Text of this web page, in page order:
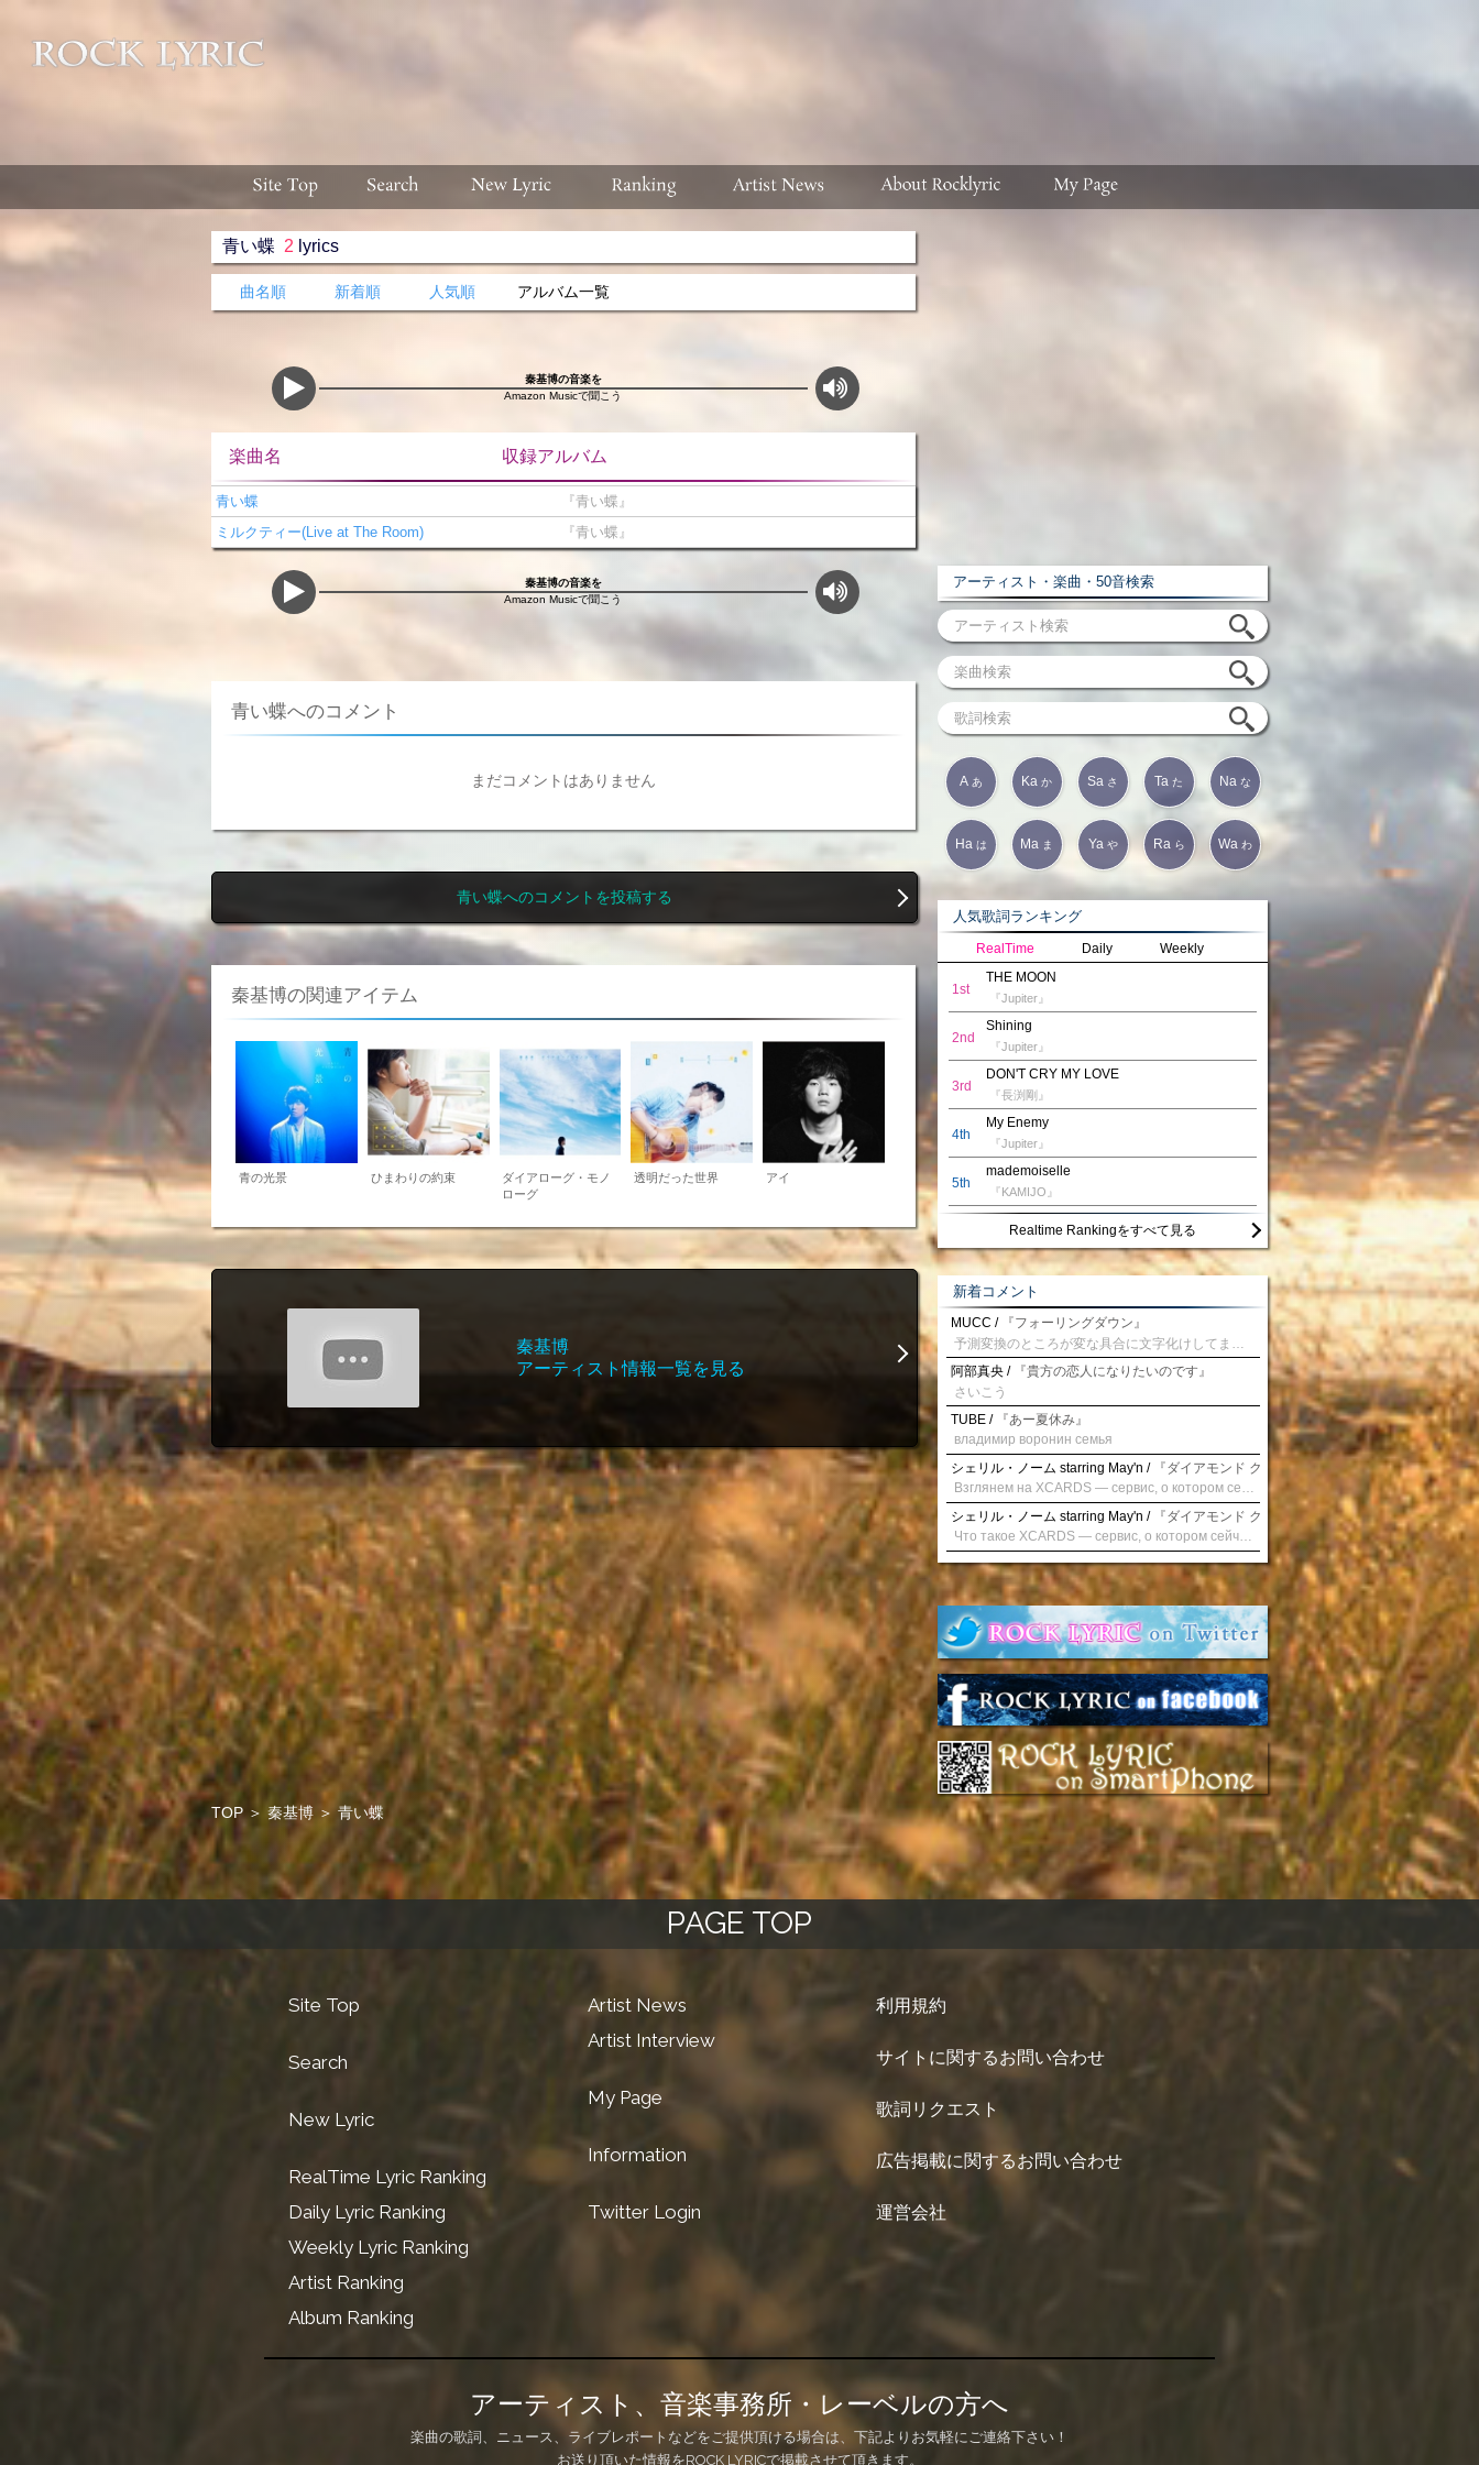
青い蝶 2 lyrics
曲名順 新着順 人気順 アルバム一覧
秦基博の音楽を
Amazon Musicで聞こう
楽曲名 収録アルバム
青い蝶
『青い蝶』
ミルクティー(Live at The Room)
『青い蝶』
秦基博の音楽を
Amazon Musicで聞こう
青い蝶へのコメント
まだコメントはありません
青い蝶へのコメントを投稿する
秦基博の関連アイテム
青の光景 ひまわりの約束
ダイアローグ・モノ
ローグ
透明だった世界 アイ
秦基博
アーティスト情報一覧を見る
TOP ＞ 秦基博 ＞青い蝶
アーティスト・楽曲・50音検索
A あ Ka か Sa さ Ta た Na な
Ha は Ma ま Ya や Ra ら Wa わ
人気歌詞ランキング
RealTime Daily Weekly
1st
THE MOON
『Jupiter』
2nd
Shining
『Jupiter』
3rd
DON'T CRY MY LOVE
『長渕剛』
4th
My Enemy
『Jupiter』
5th
mademoiselle
『KAMIJO』
Realtime Rankingをすべて見る
新着コメント
MUCC / 『フォーリングダウン』
阿部真央 / 『貴方の恋人になりたいのです』
さいこう
TUBE / 『あー夏休み』
владимир воронин семья
シェリル・ノーム starring May'n / 『ダイアモンド クレバス/射手座☆午後九時 Don't be
シェリル・ノーム starring May'n / 『ダイアモンド クレバス/射手座☆午後九時 Don't be
Что такое XCARDS — сервис, о котором сейчас говорят. Буквально на днях заметил о интересный бренд XCARDS, он помогает создавать онлайн карты чтобы управлять бюджетами. Ключевые преимущества: Выпуск занимает всего считанные минуты. Платформа даёт возможность оформить множество карт для разных целей. Есть поддержка в любое время суток включая персонального менеджера. Есть контроль без задержек — транзакции, уведомления, аналитика — всё под рукой. Возможные нюансы: Регистрация: европейская юрисдикция — желательно убедиться, что сервис можно использовать без нарушений. Финансовые условия: возможно, есть скрытые комиссии, поэтому лучше внимательно прочитать договор. Отзывы пользователей: по отзывам поддержка работает быстро. Надёжность системы: внедрены базовые меры безопасности, но всё равно советую не хранить большие суммы на карте. Вывод: В целом платформа кажется отличным помощником для маркетологов. Платформа сочетает скорость, удобство и гибкость. Как вы думаете? Пользовались ли вы XCARDS? Поделитесь опытом — будет интересно сравнить. Виртуальные карты для бизнеса
PAGE TOP
Site Top
Search
New Lyric
RealTime Lyric Ranking
Daily Lyric Ranking
Weekly Lyric Ranking
Artist Ranking
Album Ranking
Artist News
Artist Interview
My Page
Information
Twitter Login
利用規約
サイトに関するお問い合わせ
歌詞リクエスト
広告掲載に関するお問い合わせ
運営会社
アーティスト、音楽事務所・レーベルの方へ
楽曲の歌詞、ニュース、ライブレポートなどをご提供頂ける場合は、下記よりお気軽にご連絡下さい！
お送り頂いた情報をROCK LYRICで掲載させて頂きます。